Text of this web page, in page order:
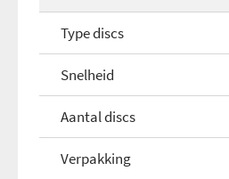
Type discs
Snelheid
Aantal discs
Verpakking